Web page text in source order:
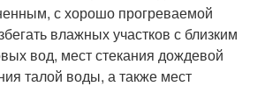
с хорошо прогреваемой
влажных участков с близким
вод, мест стекания дождевой
талой воды, а также мест